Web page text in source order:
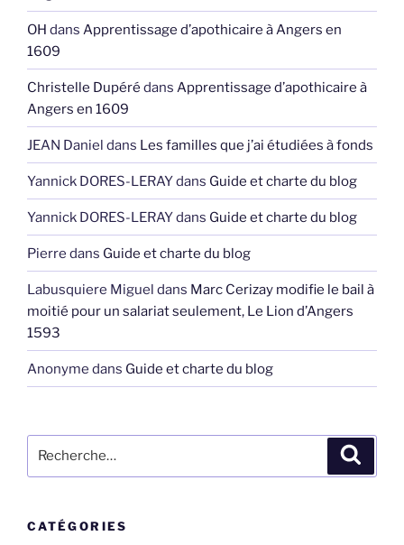
OH dans Apprentissage d’apothicaire à Angers en
1609
Christelle Dupéré dans Apprentissage d’apothicaire à
Angers en 1609
JEAN Daniel dans Les familles que j’ai étudiées à fonds
Yannick DORES-LERAYdans Guide et charte du blog
Yannick DORES-LERAYdans Guide et charte du blog
Pierre dans Guide et charte du blog
Labusquiere Miguel dans Marc Cerizay modifie le bail à
moitié pour un salariat seulement, Le Lion d’Angers
1593
Anonyme dans Guide et charte du blog
pour
CATÉGORIES